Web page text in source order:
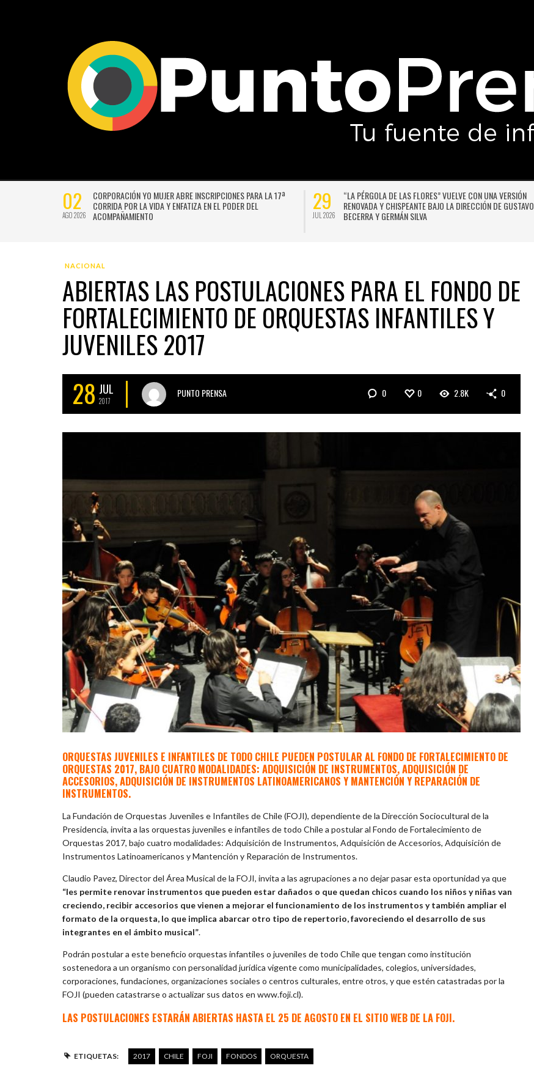
02
AGO 2026
CORPORACIÓN YO MUJER ABRE INSCRIPCIONES PARA LA 17ª
CORRIDA POR LA VIDA Y ENFATIZA EN EL PODER DEL
ACOMPAÑAMIENTO
29
JUL 2026
“LA PÉRGOLA DE LAS FLORES” VUELVE CON UNA VERSIÓN
RENOVADA Y CHISPEANTE BAJO LA DIRECCIÓN DE GUSTAVO
BECERRA Y GERMÁN SILVA
NACIONAL
ABIERTAS LAS POSTULACIONES PARA EL FONDO DE
FORTALECIMIENTO DE ORQUESTAS INFANTILES Y
JUVENILES 2017
28 JUL
2017
PUNTO PRENSA 0 0 2.8K 0
ORQUESTAS JUVENILES E INFANTILES DE TODO CHILE PUEDEN POSTULAR AL FONDO DE FORTALECIMIENTO DE
ORQUESTAS 2017, BAJO CUATRO MODALIDADES: ADQUISICIÓN DE INSTRUMENTOS, ADQUISICIÓN DE
ACCESORIOS, ADQUISICIÓN DE INSTRUMENTOS LATINOAMERICANOS Y MANTENCIÓN Y REPARACIÓN DE
INSTRUMENTOS.
La Fundación de Orquestas Juveniles e Infantiles de Chile (FOJI), dependiente de la Dirección Sociocultural de la
Presidencia, invita a las orquestas juveniles e infantiles de todo Chile a postular al Fondo de Fortalecimiento de
Orquestas 2017, bajo cuatro modalidades: Adquisición de Instrumentos, Adquisición de Accesorios, Adquisición de
Instrumentos Latinoamericanos y Mantención y Reparación de Instrumentos.
Claudio Pavez, Director del Área Musical de la FOJI, invita a las agrupaciones a no dejar pasar esta oportunidad ya que
“les permite renovar instrumentos que pueden estar dañados o que quedan chicos cuando los niños y niñas van
creciendo, recibir accesorios que vienen a mejorar el funcionamiento de los instrumentos y también ampliar el
formato de la orquesta, lo que implica abarcar otro tipo de repertorio, favoreciendo el desarrollo de sus
integrantes en el ámbito musical”.
Podrán postular a este beneficio orquestas infantiles o juveniles de todo Chile que tengan como institución
sostenedora a un organismo con personalidad jurídica vigente como municipalidades, colegios, universidades,
corporaciones, fundaciones, organizaciones sociales o centros culturales, entre otros, y que estén catastradas por la
FOJI (pueden catastrarse o actualizar sus datos en www.foji.cl).
LAS POSTULACIONES ESTARÁN ABIERTAS HASTA EL 25 DE AGOSTO EN EL SITIO WEB DE LA FOJI.
ETIQUETAS: 2017 CHILE FOJI FONDOS ORQUESTA